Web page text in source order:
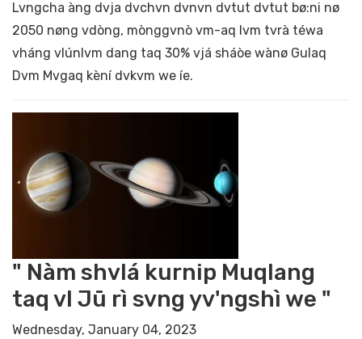
Lvngcha àng dvja dvchvn dvnvn dvtut dvtut bø:ni nø
2050 nøng vdòng, mònggvnò vm-aq lvm tvrà téwa
vháng vlúnlvm dang taq 30% vjá sháòe wànø Gulaq
Dvm Mvgaq kèní dvkvm we íe.
" Nàm shvlá kurnip Muqlang
taq vl Jū rì svng yv'ngshì we "
Wednesday, January 04, 2023